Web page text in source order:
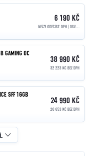
6 190 KČ
GAMING OC
38 990 KČ
32 223 KČ BEZ DPH
SFF 16GB
24 990 KČ
20 653 KČ BEZ DPH